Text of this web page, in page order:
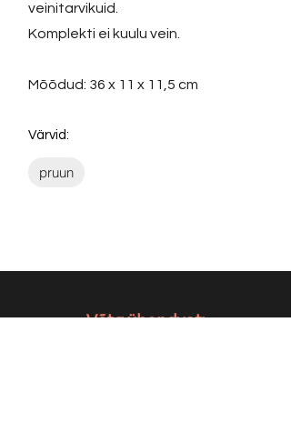
veinitarvikuid.
Komplekti ei kuulu vein.
Mõõdud: 36 x 11 x 11,5 cm
Värvid:
pruun
Võta ühendust: